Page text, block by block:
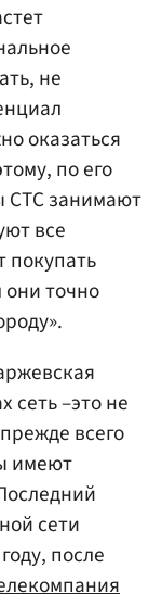
не
оказаться
по его
СТС занимают
все
покупать
точно
сеть –это не
всего
имеют
сети
после